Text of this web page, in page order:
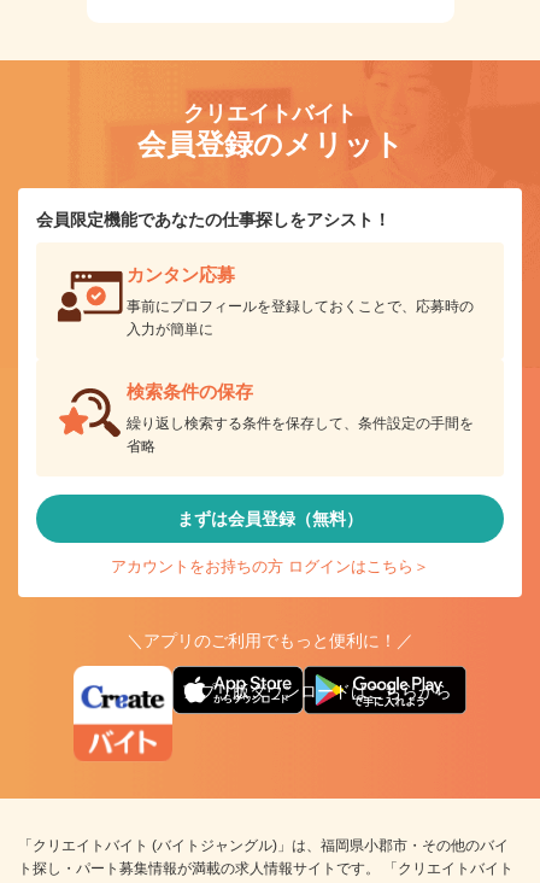
クリエイトバイト
会員登録のメリット
会員限定機能であなたの仕事探しをアシスト！
カンタン応募
事前にプロフィールを登録しておくことで、応募時の
入力が簡単に
検索条件の保存
繰り返し検索する条件を保存して、条件設定の手間を
省略
まずは会員登録（無料）
アカウントをお持ちの方 ログインはこちら＞
＼アプリのご利用でもっと便利に！／
アプリ版ダウンロードはこちらから
「クリエイトバイト (バイトジャングル)」は、福岡県小郡市・その他のバイ
ト探し・パート募集情報が満載の求人情報サイトです。 「クリエイトバイト